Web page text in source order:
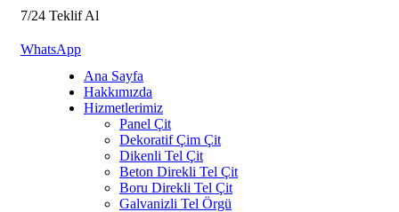
7/24 Teklif Al
WhatsApp
Ana Sayfa
Hakkımızda
Hizmetlerimiz
Panel Çit
Dekoratif Çim Çit
Dikenli Tel Çit
Beton Direkli Tel Çit
Boru Direkli Tel Çit
Galvanizli Tel Örgü